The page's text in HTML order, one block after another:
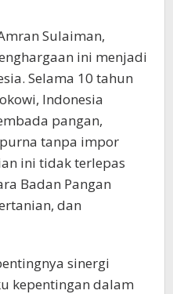
Sulaiman,
ini menjadi
Selama 10 tahun
Indonesia
pangan,
tanpa impor
ini tidak terlepas
Badan Pangan
dan
sinergi
kepentingan dalam